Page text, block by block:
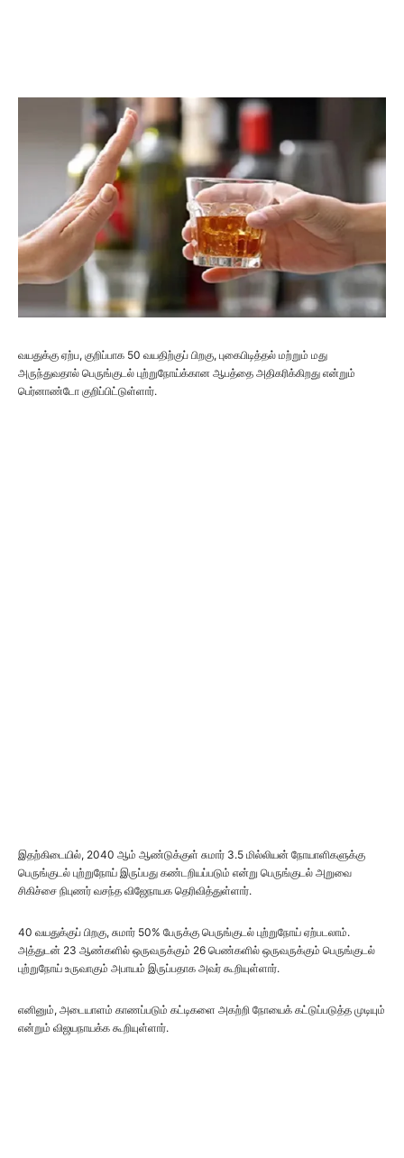
வயதுக்கு ஏற்ப, குறிப்பாக 50 வயதிற்குப் பிறகு, புகைபிடித்தல் மற்றும் மது
அருந்துவதால் பெருங்குடல் புற்றுநோய்க்கான ஆபத்தை அதிகரிக்கிறது என்றும்
பெர்னாண்டோ குறிப்பிட்டுள்ளார்.
இதற்கிடையில், 2040 ஆம் ஆண்டுக்குள் சுமார் 3.5 மில்லியன் நோயாளிகளுக்கு
பெருங்குடல் புற்றுநோய் இருப்பது கண்டறியப்படும் என்று பெருங்குடல் அறுவை
சிகிச்சை நிபுணர் வசந்த விஜேநாயக தெரிவித்துள்ளார்.
40 வயதுக்குப் பிறகு, சுமார் 50% பேருக்கு பெருங்குடல் புற்றுநோய் ஏற்படலாம்.
அத்துடன் 23 ஆண்களில் ஒருவருக்கும் 26 பெண்களில் ஒருவருக்கும் பெருங்குடல்
புற்றுநோய் உருவாகும் அபாயம் இருப்பதாக அவர் கூறியுள்ளார்.
எனினும், அடையாளம் காணப்படும் கட்டிகளை அகற்றி நோயைக் கட்டுப்படுத்த முடியும்
என்றும் விஜயநாயக்க கூறியுள்ளார்.